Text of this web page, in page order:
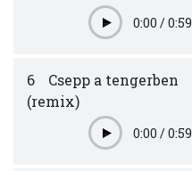
Play0:00 /0:59
6
Csepp a tengerben
(remix)
Play0:00 /0:59